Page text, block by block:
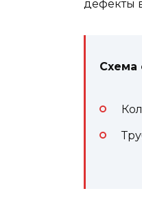
дефекты
Схема